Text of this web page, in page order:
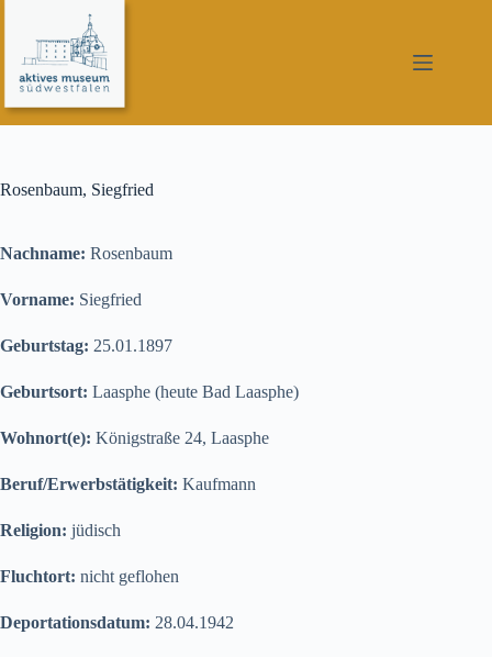
springen
Rosenbaum, Siegfried
Nachname: Rosenbaum
Vorname: Siegfried
Geburtstag: 25.01.1897
Geburtsort: Laasphe (heute Bad Laasphe)
Wohnort(e): Königstraße 24, Laasphe
Beruf/Erwerbstätigkeit: Kaufmann
Religion: jüdisch
Fluchtort: nicht geflohen
Deportationsdatum: 28.04.1942